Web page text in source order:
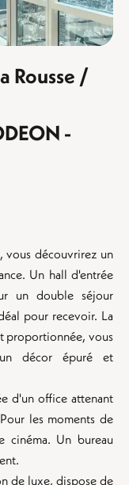
Rousse /
-
vous découvrirez un
Un hall d'entrée
un double séjour
pour recevoir. La
proportionnée, vous
décor épuré et
d'un office attenant
les moments de
cinéma. Un bureau
de luxe, dispose de